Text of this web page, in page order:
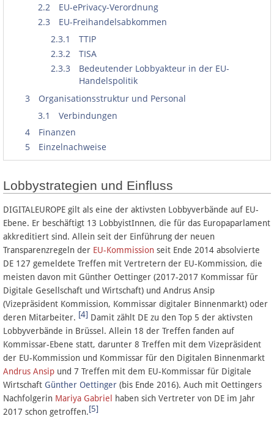
2.2
EU-ePrivacy-Verordnung
2.3
EU-Freihandelsabkommen
2.3.1
TTIP
2.3.2
TISA
2.3.3
Bedeutender Lobbyakteur in der EU-
Handelspolitik
3
Organisationsstruktur und Personal
3.1
Verbindungen
4
Finanzen
5
Einzelnachweise
Lobbystrategien und Einfluss
DIGITALEUROPE gilt als eine der aktivsten Lobbyverbände auf EU-
Ebene. Er beschäftigt 13 LobbyistInnen, die für das Europaparlament
akkreditiert sind. Allein seit der Einführung der neuen
Transparenzregeln der EU-Kommission seit Ende 2014 absolvierte
DE 127 gemeldete Treffen mit Vertretern der EU-Kommission, die
meisten davon mit Günther Oettinger (2017-2017 Kommissar für
Digitale Gesellschaft und Wirtschaft) und Andrus Ansip
(Vizepräsident Kommission, Kommissar digitaler Binnenmarkt) oder
deren Mitarbeiter. [4] Damit zählt DE zu den Top 5 der aktivsten
Lobbyverbände in Brüssel. Allein 18 der Treffen fanden auf
Kommissar-Ebene statt, darunter 8 Treffen mit dem Vizepräsident
der EU-Kommission und Kommissar für den Digitalen Binnenmarkt
Andrus Ansip und 7 Treffen mit dem EU-Kommissar für Digitale
Wirtschaft Günther Oettinger (bis Ende 2016). Auch mit Oettingers
Nachfolgerin Mariya Gabriel
haben sich Vertreter von DE im Jahr
2017 schon getroffen.[5]